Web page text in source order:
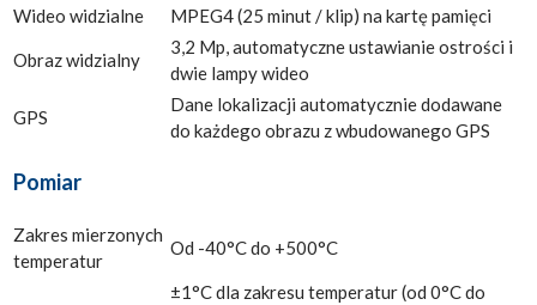
Wideo widzialne
MPEG4 (25 minut / klip) na kartę pamięci
Obraz widzialny
3,2 Mp, automatyczne ustawianie ostrości i
dwie lampy wideo
GPS
Dane lokalizacji automatycznie dodawane
do każdego obrazu z wbudowanego GPS
Pomiar
Zakres mierzonych
temperatur
Od -40°C do +500°C
±1°C dla zakresu temperatur (od 0°C do